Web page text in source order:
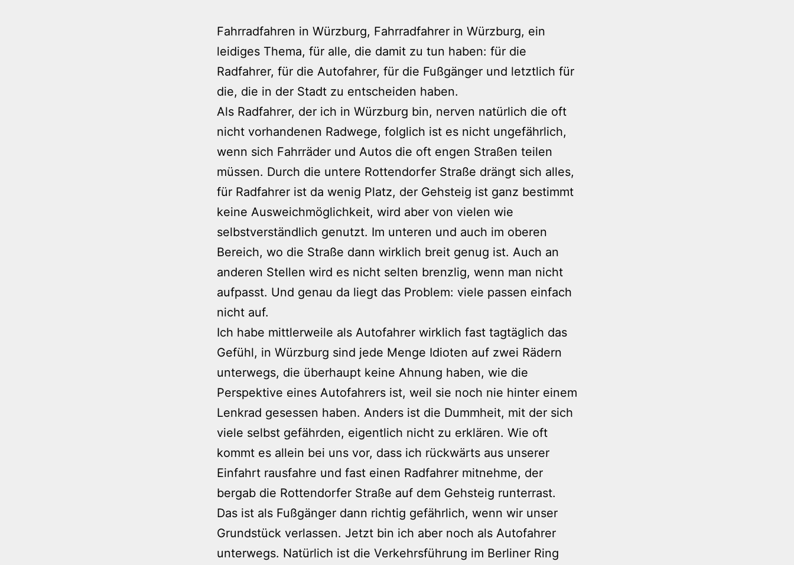
Fahrradfahren in Würzburg, Fahrradfahrer in Würzburg, ein
leidiges Thema, für alle, die damit zu tun haben: für die
Radfahrer, für die Autofahrer, für die Fußgänger und letztlich für
die, die in der Stadt zu entscheiden haben.
Als Radfahrer, der ich in Würzburg bin, nerven natürlich die oft
nicht vorhandenen Radwege, folglich ist es nicht ungefährlich,
wenn sich Fahrräder und Autos die oft engen Straßen teilen
müssen. Durch die untere Rottendorfer Straße drängt sich alles,
für Radfahrer ist da wenig Platz, der Gehsteig ist ganz bestimmt
keine Ausweichmöglichkeit, wird aber von vielen wie
selbstverständlich genutzt. Im unteren und auch im oberen
Bereich, wo die Straße dann wirklich breit genug ist. Auch an
anderen Stellen wird es nicht selten brenzlig, wenn man nicht
aufpasst. Und genau da liegt das Problem: viele passen einfach
nicht auf.
Ich habe mittlerweile als Autofahrer wirklich fast tagtäglich das
Gefühl, in Würzburg sind jede Menge Idioten auf zwei Rädern
unterwegs, die überhaupt keine Ahnung haben, wie die
Perspektive eines Autofahrers ist, weil sie noch nie hinter einem
Lenkrad gesessen haben. Anders ist die Dummheit, mit der sich
viele selbst gefährden, eigentlich nicht zu erklären. Wie oft
kommt es allein bei uns vor, dass ich rückwärts aus unserer
Einfahrt rausfahre und fast einen Radfahrer mitnehme, der
bergab die Rottendorfer Straße auf dem Gehsteig runterrast.
Das ist als Fußgänger dann richtig gefährlich, wenn wir unser
Grundstück verlassen. Jetzt bin ich aber noch als Autofahrer
unterwegs. Natürlich ist die Verkehrsführung im Berliner Ring